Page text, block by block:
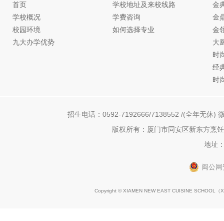
首页
学校概况
校园环境
九大办学优势
学校地址及来校线路
学费咨询
如何选择专业
金
金
金
大
时
经
时
招生电话：0592-7192666/7138552 /(全年无休)
版权所有：厦门市同安区新东方烹
地址
闽公
Copyright © XIAMEN NEW EAST CUISINE SCHOOL（